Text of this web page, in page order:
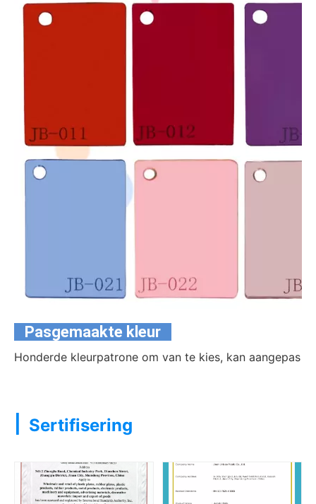
Pasgemaakte kleur
Honderde kleurpatrone om van te kies, kan aangepas
Sertifisering